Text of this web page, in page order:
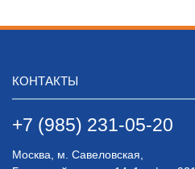
КОНТАКТЫ
+7 (985) 231-05-20
Москва, м. Савеловская,